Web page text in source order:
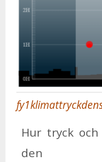
Hur tryck
den